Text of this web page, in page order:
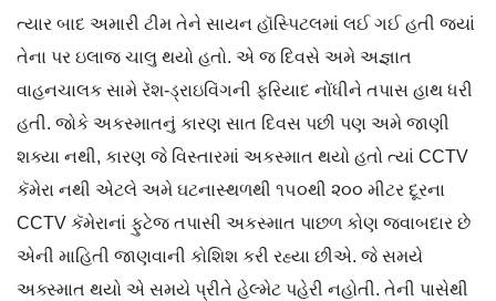
ત્યાર બાદ અમારી ટીમ તેને સાયન હૉસ્પિટલમાં લઈ ગઈ હતી જ્યાં
તેના પર ઇલાજ ચાલુ થયો હતો. એ જ દિવસે અમે અજ્ઞાત
વાહનચાલક સામે રૅશ-ડ્રાઇવિંગની ફરિયાદ નોંધીને તપાસ હાથ ધરી
હતી. જોકે અકસ્માતનું કારણ સાત દિવસ પછી પણ અમે જાણી
શક્યા નથી, કારણ જે વિસ્તારમાં અકસ્માત થયો હતો ત્યાં CCTV
કૅમેરા નથી એટલે અમે ઘટનાસ્થળથી ૧૫૦થી ૨૦૦ મીટર દૂરના
CCTV કૅમેરાનાં ફુટેજ તપાસી અકસ્માત પાછળ કોણ જવાબદાર છે
એની માહિતી જાણવાની કોશિશ કરી રહ્યા છીએ. જે સમયે
અક્સ્માત થયો એ સમયે પ્રીતે હેલ્મેટ પહેરી નહોતી. તેની પાસેથી